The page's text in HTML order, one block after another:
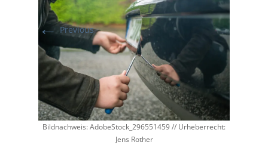
← Previous
Bildnachweis: AdobeStock_296551459 // Urheberrecht:
Jens Rother